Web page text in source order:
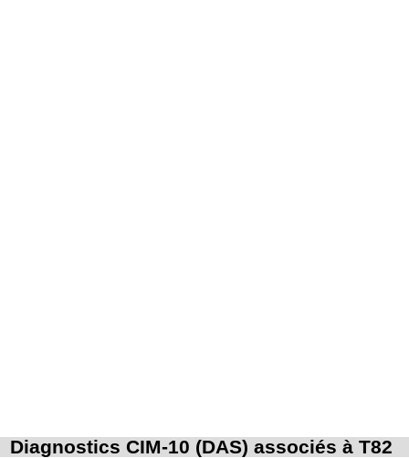
Diagnostics CIM-10 (DAS) associés à T82